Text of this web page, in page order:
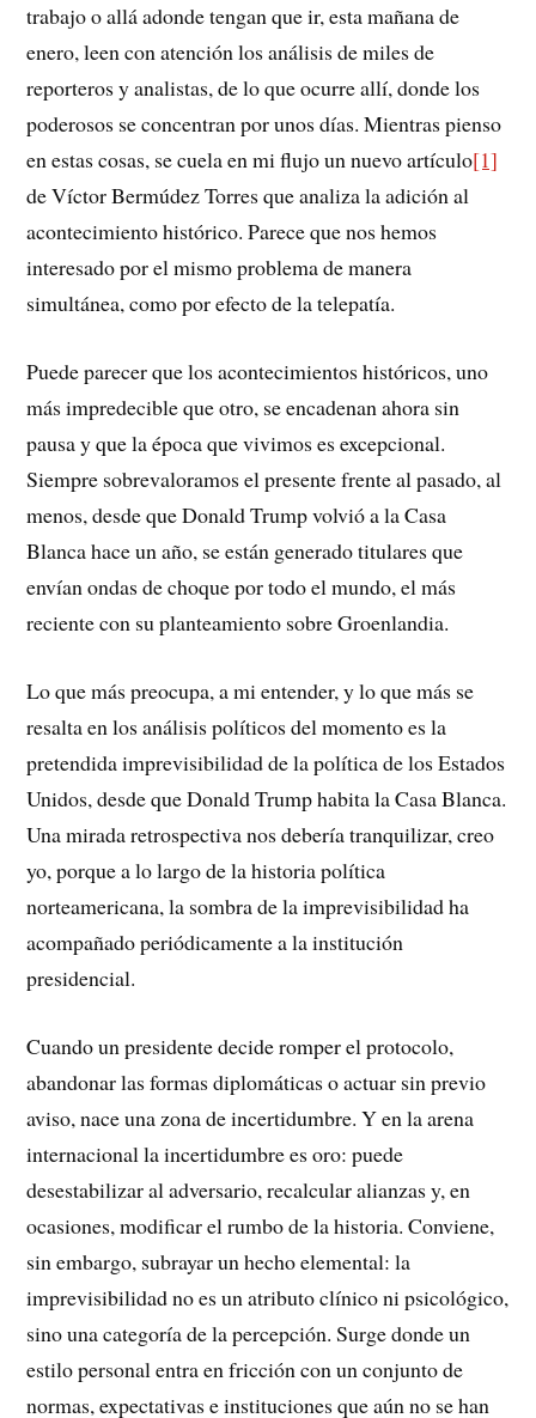
trabajo o allá adonde tengan que ir, esta mañana de
enero, leen con atención los análisis de miles de
reporteros y analistas, de lo que ocurre allí, donde los
poderosos se concentran por unos días. Mientras pienso
en estas cosas, se cuela en mi flujo un nuevo artículo[1]
de Víctor Bermúdez Torres que analiza la adición al
acontecimiento histórico. Parece que nos hemos
interesado por el mismo problema de manera
simultánea, como por efecto de la telepatía.
Puede parecer que los acontecimientos históricos, uno
más impredecible que otro, se encadenan ahora sin
pausa y que la época que vivimos es excepcional.
Siempre sobrevaloramos el presente frente al pasado, al
menos, desde que Donald Trump volvió a la Casa
Blanca hace un año, se están generado titulares que
envían ondas de choque por todo el mundo, el más
reciente con su planteamiento sobre Groenlandia.
Lo que más preocupa, a mi entender, y lo que más se
resalta en los análisis políticos del momento es la
pretendida imprevisibilidad de la política de los Estados
Unidos, desde que Donald Trump habita la Casa Blanca.
Una mirada retrospectiva nos debería tranquilizar, creo
yo, porque a lo largo de la historia política
norteamericana, la sombra de la imprevisibilidad ha
acompañado periódicamente a la institución
presidencial.
Cuando un presidente decide romper el protocolo,
abandonar las formas diplomáticas o actuar sin previo
aviso, nace una zona de incertidumbre. Y en la arena
internacional la incertidumbre es oro: puede
desestabilizar al adversario, recalcular alianzas y, en
ocasiones, modificar el rumbo de la historia. Conviene,
sin embargo, subrayar un hecho elemental: la
imprevisibilidad no es un atributo clínico ni psicológico,
sino una categoría de la percepción. Surge donde un
estilo personal entra en fricción con un conjunto de
normas, expectativas e instituciones que aún no se han